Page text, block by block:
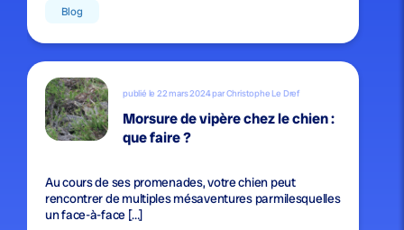
Blog
publié le 22 mars 2024 par Christophe Le Dref
Morsure de vipère chez le chien :
que faire ?
Au cours de ses promenades, votre chien peut
rencontrer de multiples mésaventures parmilesquelles
un face-à-face […]